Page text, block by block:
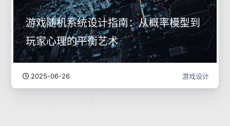
游戏随机系统设计指南：从概率模型到
玩家心理的平衡艺术
2025-06-26 游戏设计